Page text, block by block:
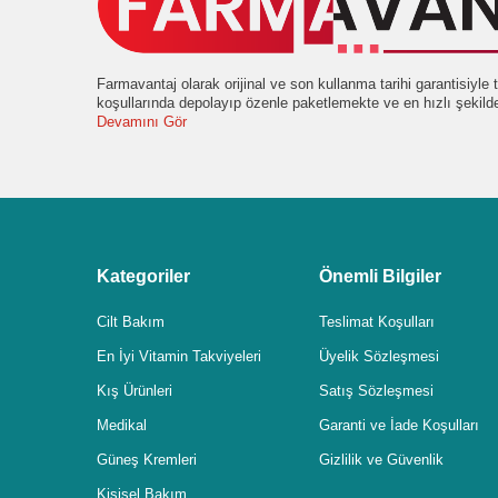
Farmavantaj olarak orijinal ve son kullanma tarihi
koşullarında depolayıp özenle paketlemekte ve en hızlı
Devamını Gör
Kategoriler
Cilt Bakım
En İyi Vitamin Takviyeleri
Kış Ürünleri
Medikal
Güneş Kremleri
Kişisel Bakım
Önemli Bilgiler
Teslimat Koşulları
Üyelik Sözleşmesi
Satış Sözleşmesi
Garanti ve İade Koşulları
Gizlilik ve Güvenlik